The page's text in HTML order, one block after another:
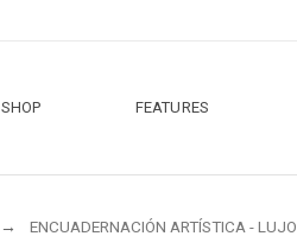
SHOP FEATURES
ENCUADERNACIÓN ARTÍSTICA - LUJO